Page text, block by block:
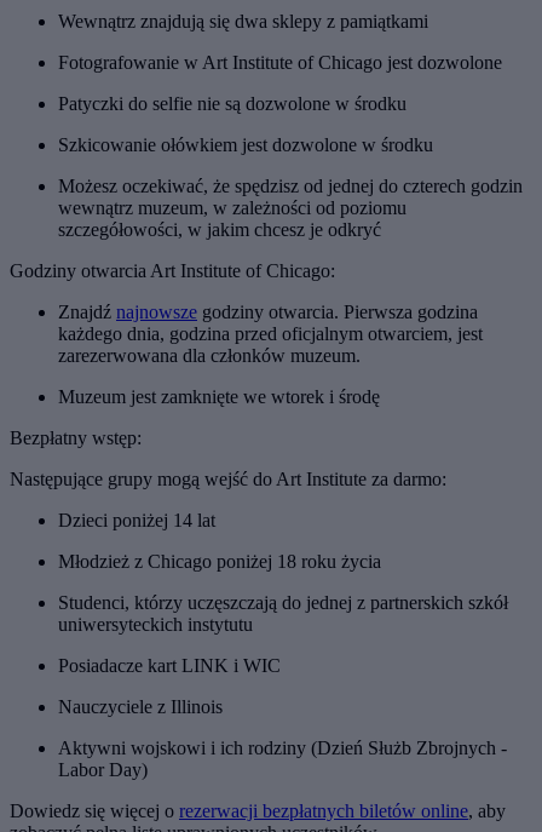
Wewnątrz znajdują się dwa sklepy z pamiątkami
Fotografowanie w Art Institute of Chicago jest dozwolone
Patyczki do selfie nie są dozwolone w środku
Szkicowanie ołówkiem jest dozwolone w środku
Możesz oczekiwać, że spędzisz od jednej do czterech godzin
wewnątrz muzeum, w zależności od poziomu
szczegółowości, w jakim chcesz je odkryć
Godziny otwarcia Art Institute of Chicago:
Znajdź najnowsze godziny otwarcia. Pierwsza godzina
każdego dnia, godzina przed oficjalnym otwarciem, jest
zarezerwowana dla członków muzeum.
Muzeum jest zamknięte we wtorek i środę
Bezpłatny wstęp:
Następujące grupy mogą wejść do Art Institute za darmo:
Dzieci poniżej 14 lat
Młodzież z Chicago poniżej 18 roku życia
Studenci, którzy uczęszczają do jednej z partnerskich szkół
uniwersyteckich instytutu
Posiadacze kart LINK i WIC
Nauczyciele z Illinois
Aktywni wojskowi i ich rodziny (Dzień Służb Zbrojnych -
Labor Day)
Dowiedz się więcej o rezerwacji bezpłatnych biletów online, aby